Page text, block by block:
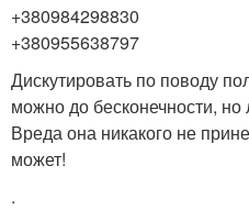
+380984298830
+380955638797
Дискутировать по поводу
можно до бесконечности, но
Вреда она никакого не
может!
.